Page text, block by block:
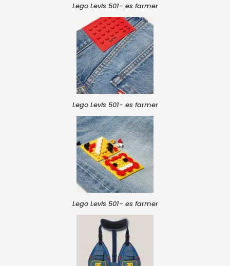
Lego Levis 501- es farmer
Lego Levis 501- es farmer
Lego Levis 501- es farmer